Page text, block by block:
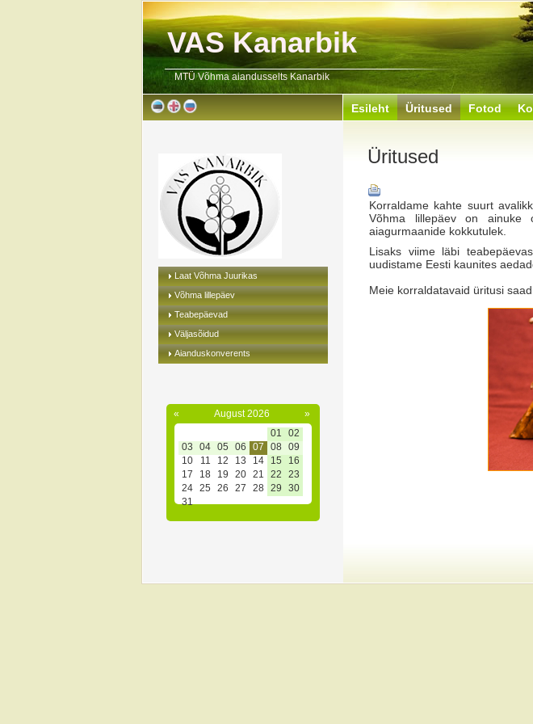
VAS Kanarbik
MTÜ Võhma aiandusselts Kanarbik
Esileht Üritused Fotod
Laat Võhma Juurikas
Võhma lillepäev
Teabepäevad
Väljasõidud
Aianduskonverents
« August 2026
»
01
02
03
04 05 06 07 08 09
10
11 12 13 14 15
16
17
18 19 20 21 22
23
24 25 26 27 28 29
30
31
Üritused
Korraldame kahte suurt
Võhma lillepäev on ainuke
aiagurmaanide kokkutulek.
Lisaks viime läbi
uudistame Eesti kaunites
Meie korraldatavaid üritusi